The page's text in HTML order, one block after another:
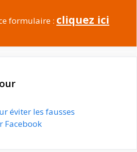
formulaire : cliquez ici
éviter les fausses
Facebook